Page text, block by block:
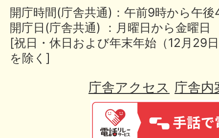
開庁時間(庁舎共通)：午前9時から午
開庁日(庁舎共通) ：月曜日から金曜日
[祝日・休日および年末年始（12月29
を除く]
庁舎アクセス 庁舎内